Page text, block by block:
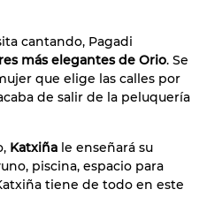
cantando, Pagadi
más elegantes de Orio. Se
que elige las calles por
de salir de la peluquería
Katxiña le enseñará su
piscina, espacio para
tiene de todo en este